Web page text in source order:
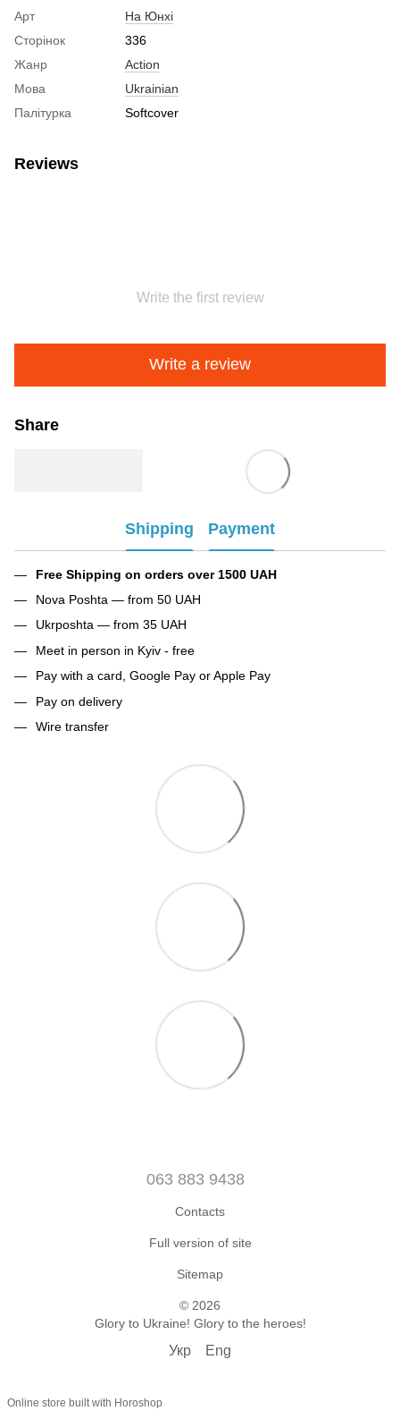
Арт
На Юнхі
Сторінок
336
Жанр
Action
Мова
Ukrainian
Палітурка
Softcover
Reviews
Write the first review
Write a review
Share
Shipping Payment
Free Shipping on orders over 1500 UAH
Nova Poshta — from 50 UAH
Ukrposhta — from 35 UAH
Meet in person in Kyiv - free
Pay with a card, Google Pay or Apple Pay
Pay on delivery
Wire transfer
063 883 9438
Contacts
Full version of site
Sitemap
© 2026
Glory to Ukraine! Glory to the heroes!
Укр Eng
Online store built with Horoshop